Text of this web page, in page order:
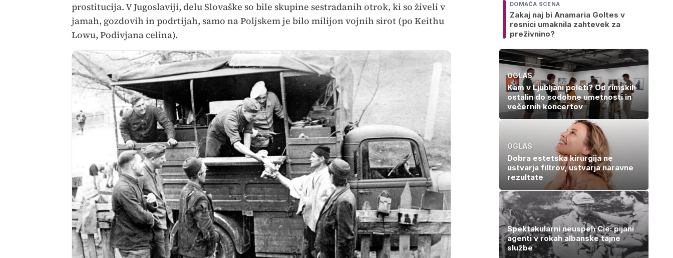
prostitucija. V Jugoslaviji, delu Slovaške so bile skupine sestradanih otrok, ki so živeli v
jamah, gozdovih in podrtijah, samo na Poljskem je bilo milijon vojnih sirot (po Keithu
Lowu, Podivjana celina).
DOMAČA SCENA
Zakaj naj bi Anamaria Goltes v
resnici umaknila zahtevek za
preživnino?
OGLAS
Kam v Ljubljani poleti? Od rimskih
ostalin do sodobne umetnosti in
večernih koncertov
OGLAS
Dobra estetska kirurgija ne
ustvarja filtrov, ustvarja naravne
rezultate
Spektakularni neuspeh Cie: pijani
agenti v rokah albanske tajne
službe